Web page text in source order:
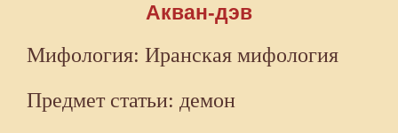
Акван-дэв
Мифология: Иранская мифология
Предмет статьи: демон